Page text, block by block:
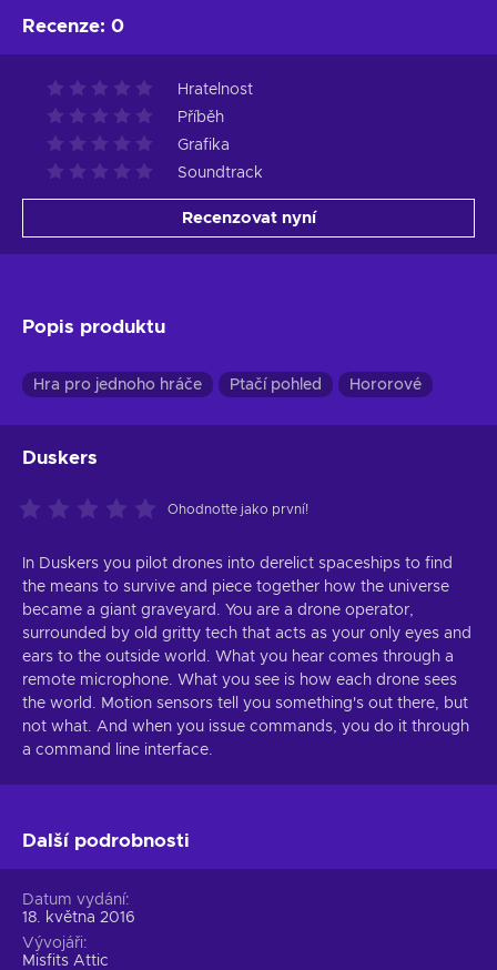
Recenze: 0
Hratelnost
Příběh
Grafika
Soundtrack
Recenzovat nyní
Popis produktu
Hra pro jednoho hráče Ptačí pohled Hororové
Duskers
Ohodnoťte jako první!
In Duskers you pilot drones into derelict spaceships to find
the means to survive and piece together how the universe
became a giant graveyard. You are a drone operator,
surrounded by old gritty tech that acts as your only eyes and
ears to the outside world. What you hear comes through a
remote microphone. What you see is how each drone sees
the world. Motion sensors tell you something's out there, but
not what. And when you issue commands, you do it through
a command line interface.
Další podrobnosti
Datum vydání
18. května 2016
Vývojáři
Misfits Attic